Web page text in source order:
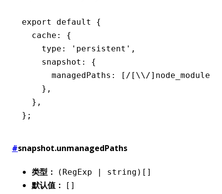
export default
{
  cache
:
{
    type
: 'persistent' ,
    snapshot
:
{
      managedPaths
: [ /[\\/
    }
,
  }
,
};
#snapshot.unmanagedPaths
类型： (RegExp | string)[]
默认值： []